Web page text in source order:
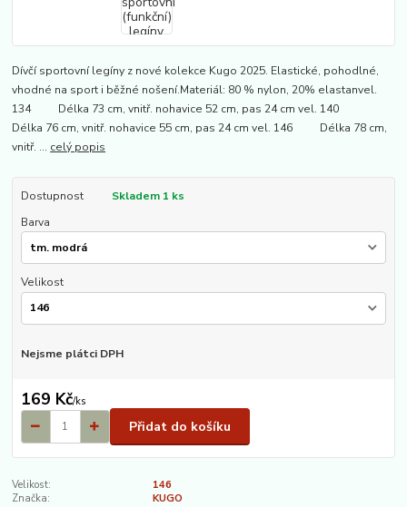
Dívčí sportovní legíny z nové kolekce Kugo 2025. Elastické, pohodlné,
vhodné na sport i běžné nošení.Materiál: 80 % nylon, 20% elastanvel.
134 Délka 73 cm, vnitř. nohavice 52 cm, pas 24 cm vel. 140
Délka 76 cm, vnitř. nohavice 55 cm, pas 24 cm vel. 146 Délka 78 cm,
vnitř. ... celý popis
Dostupnost
Skladem 1 ks
Barva
Velikost
Nejsme plátci DPH
169 Kč/ks
Přidat do košíku
Velikost:
146
Značka:
KUGO